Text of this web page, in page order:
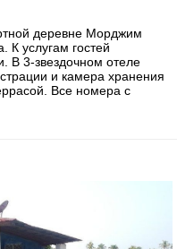
деревне Морджим
К услугам гостей
В 3-звездочном отеле
и камера хранения
Все номера с